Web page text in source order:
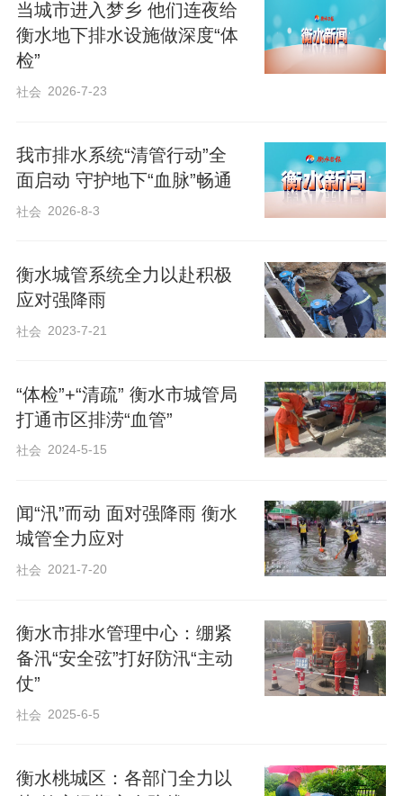
与防汛工作经验，进一步修订完善防汛预
案，优化应急处置流程，细化责任分工，
全面提升预案的针对性、实用性和可操作
性，确保汛期突发情况能够快速响应、高
当城市进入梦乡 他们连夜给
衡水地下排水设施做深度“体
检”
社会 2026-7-23
我市排水系统“清管行动”全
面启动 守护地下“血脉”畅通
社会 2026-8-3
衡水城管系统全力以赴积极
应对强降雨
社会 2023-7-21
“体检”+“清疏” 衡水市城管局
打通市区排涝“血管”
社会 2024-5-15
闻“汛”而动 面对强降雨 衡水
城管全力应对
社会 2021-7-20
衡水市排水管理中心：绷紧
备汛“安全弦”打好防汛“主动
仗”
社会 2025-6-5
衡水桃城区：各部门全力以